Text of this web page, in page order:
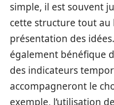
simple, il est souvent
cette structure tout au
présentation des
également bénéfique
des indicateurs
accompagneront le
exemple, l’utilisation